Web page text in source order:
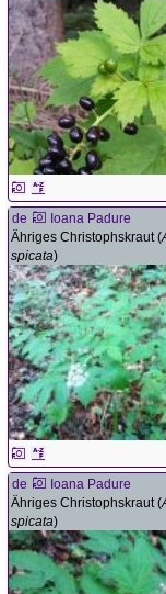
de
Ioana Padure
Ähriges Christophskraut (
spicata)
de
Ioana Padure
Ähriges Christophskraut (
spicata)